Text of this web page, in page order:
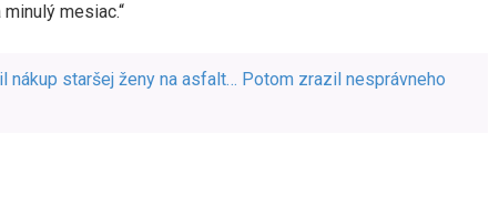
mesiac.“
nákup staršej ženy na asfalt… Potom zrazil nesprávneho